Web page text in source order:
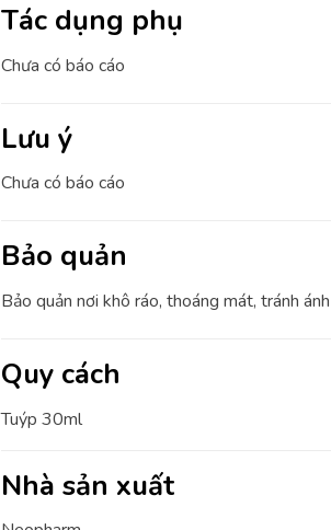
Tác dụng phụ
Chưa có báo cáo
Lưu ý
Chưa có báo cáo
Bảo quản
Bảo quản nơi khô ráo, thoáng mát, tránh
Quy cách
Tuýp 30ml
Nhà sản xuất